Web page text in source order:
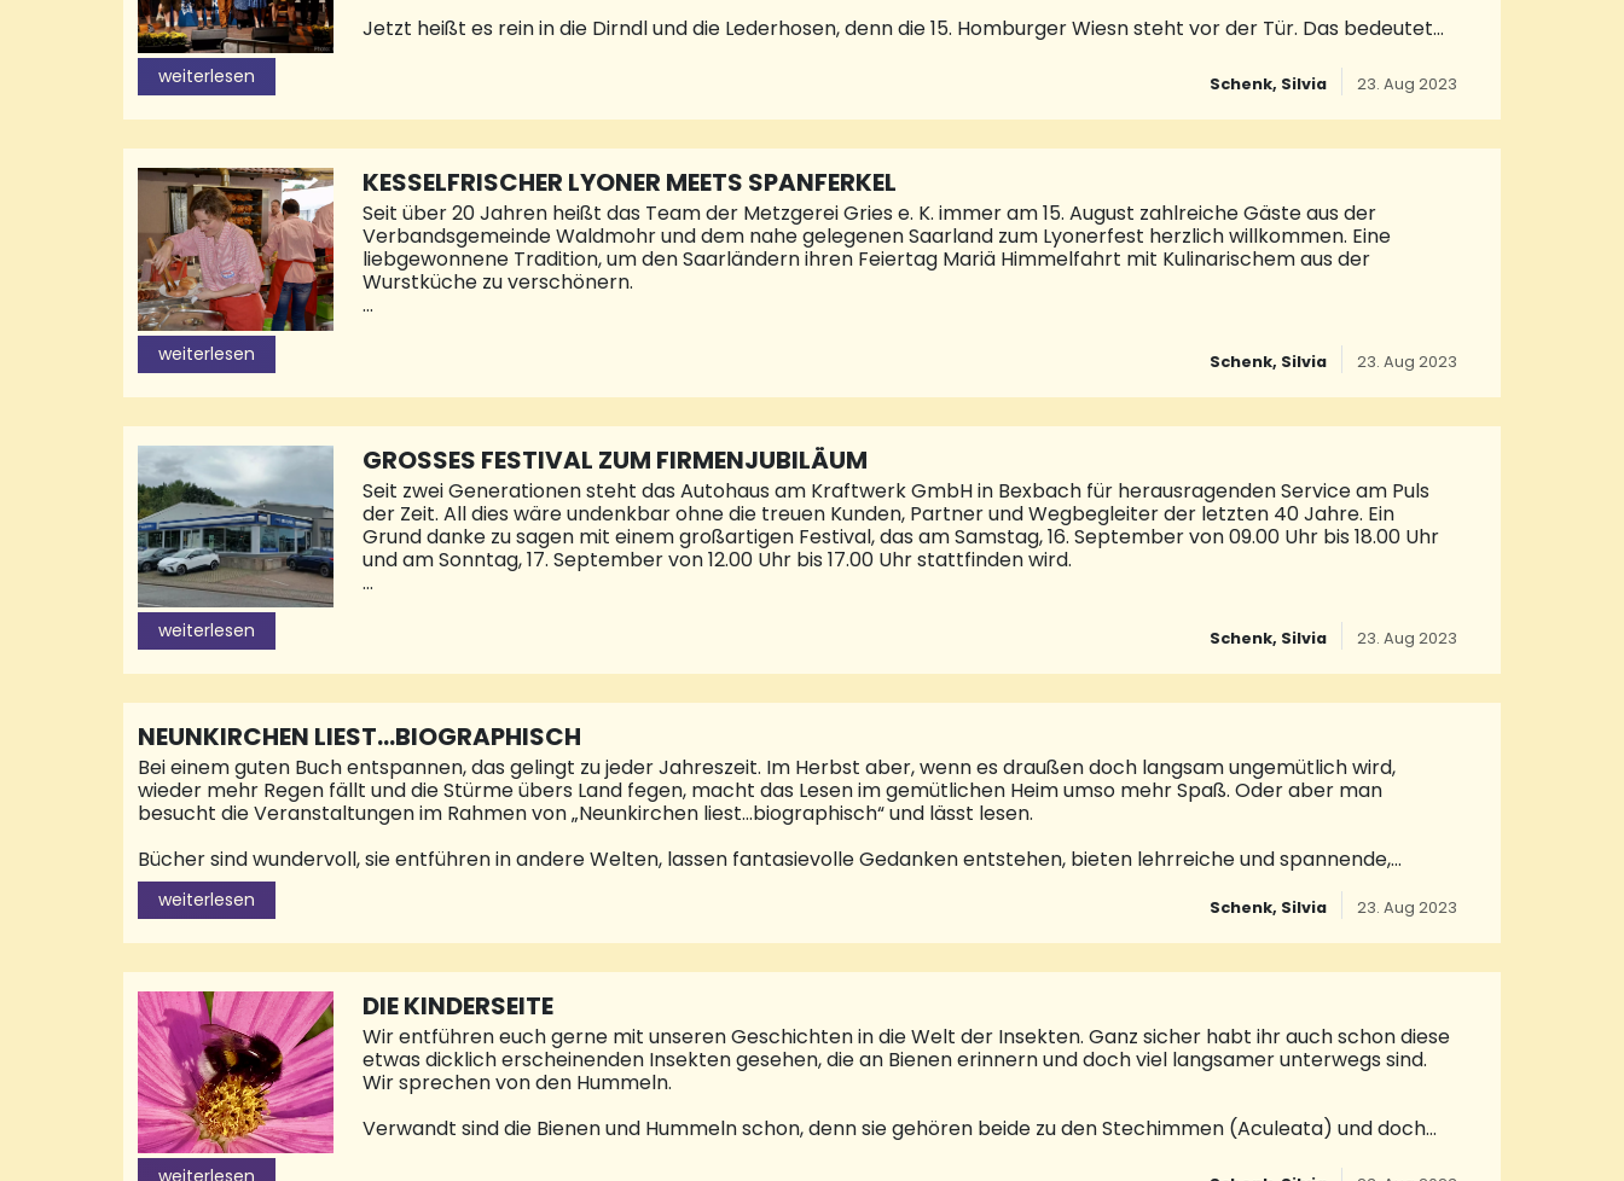
Jetzt heißt es rein in die Dirndl und die Lederhosen, denn die 15. Homburger Wiesn steht vor der Tür. Das bedeutet
dekorierten und liebevoll gestalteten Festzelt. Wie man Feste feiert, das weiß man in der Universitäts- und
Kreisstadt und auch weit darüber hinaus. Die Homburger Wiesn verspricht wieder ein starkes Programm mit
großartigen Künstlern, bester Musik und jede Menge Gaudi. Selbstredend werden bayrische Schmakerln aus der
Festküche kredenzt und aus den Zapfhähnen fließt köstliches Karlsberg Festbier. Neben diesem gibt es auch
weiterlesen Schenk, Silvia 23. Aug 2023
KESSELFRISCHER LYONER MEETS SPANFERKEL
Seit über 20 Jahren heißt das Team der Metzgerei Gries e. K. immer am 15. August zahlreiche Gäste aus der
Verbandsgemeinde Waldmohr und dem nahe gelegenen Saarland zum Lyonerfest herzlich willkommen. Eine
liebgewonnene Tradition, um den Saarländern ihren Feiertag Mariä Himmelfahrt mit Kulinarischem aus der
Wurstküche zu verschönern.
zeitweiliger Regengüsse wieder ein großer Erfolg. Was da so an kulinarischen Köstlichkeiten innerhalb kürzester Zeit
über die Theke ging konnte sich sehen lassen. Bisweilen reichte die Schlage vor der Kasse bis weit um die Ecke in die
Rathausstraße hinein. All dies lässt sich nur mit einem hervorragend zusammenarbeitenden Team bewältigen, wie
Melanie Temmes, die Chefin der Traditionsmetzgerei bestätigt. Eingespielt sind sie alle, vom Seniorchef Gerhard
Gries, der die Kasse souverän bedient, bis zu den Auszubildenden, die sich selbst im gr
weiterlesen Schenk, Silvia 23. Aug 2023
GROSSES FESTIVAL ZUM FIRMENJUBILÄUM
Seit zwei Generationen steht das Autohaus am Kraftwerk GmbH in Bexbach für herausragenden Service am Puls
der Zeit. All dies wäre undenkbar ohne die treuen Kunden, Partner und Wegbegleiter der letzten 40 Jahre. Ein
Grund danke zu sagen mit einem großartigen Festival, das am Samstag, 16. September von 09.00 Uhr bis 18.00 Uhr
und am Sonntag, 17. September von 12.00 Uhr bis 17.00 Uhr stattfinden wird.
diesem Jahr aus gutem Grund. Seit nunmehr 40 Jahren steht der Name Knauber für Fachkenntnisse, Knowhow,
Innovation und Zuverlässigkeit in der Automobilbranche. „Seit zwei Generationen steht unser Autohaus für
herausragenden Service am Puls der Zeit. Wir sind stolz auf unsere Geschichte und haben bereits die Weichen für
die Zukunft gestellt. All das wäre undenkbar ohne unseren treuen Kunden, Partner und Wegbegleiter der letzten 40
weiterlesen Schenk, Silvia 23. Aug 2023
NEUNKIRCHEN LIEST…BIOGRAPHISCH
Bei einem guten Buch entspannen, das gelingt zu jeder Jahreszeit. Im Herbst aber, wenn es draußen doch langsam ungemütlich wird,
wieder mehr Regen fällt und die Stürme übers Land fegen, macht das Lesen im gemütlichen Heim umso mehr Spaß. Oder aber man
besucht die Veranstaltungen im Rahmen von „Neunkirchen liest…biographisch“ und lässt lesen.
Bücher sind wundervoll, sie entführen in andere Welten, lassen fantasievolle Gedanken entstehen, bieten lehrreiche und spannende,
witzige und nachdenklich machende Geschichten. Man kann mit Büchern dem Alltag entfliehen, sie geben ein Gefühl von Freiheit oder
regen an. Für alle Bedürfnisse findet sich die passende Lektüre. Biographien zum Beispiel sagen so vieles über einen Menschen und seine
Geschichte aus. Autor*innen versetzen sich in die jeweilige Person oder schreiben über ihr eigenes Leben. In der Reihe „Neunkirchen liest…
biographisch“, die im September an drei Terminen und drei Orten stattfindet, können Sie in interessanten Lesungen
weiterlesen Schenk, Silvia 23. Aug 2023
DIE KINDERSEITE
Wir entführen euch gerne mit unseren Geschichten in die Welt der Insekten. Ganz sicher habt ihr auch schon diese
etwas dicklich erscheinenden Insekten gesehen, die an Bienen erinnern und doch viel langsamer unterwegs sind.
Wir sprechen von den Hummeln.
Verwandt sind die Bienen und Hummeln schon, denn sie gehören beide zu den Stechimmen (Aculeata) und doch
immer auch einige Arbeiterbienen den Winter überleben, während bei den Hummeln außer der bereits begatteten